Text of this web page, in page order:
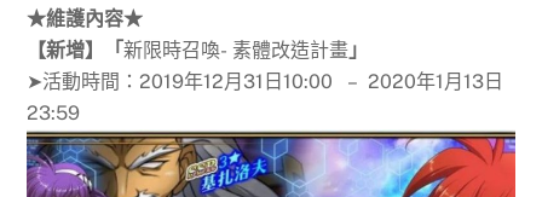
★維護內容★
【新增】「新限時召喚- 素體改造計畫 」
➤活動時間：2019年12月31日10:00 – 2020年1月13日
23:59